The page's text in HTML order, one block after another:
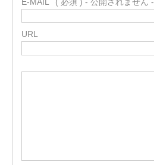
URL